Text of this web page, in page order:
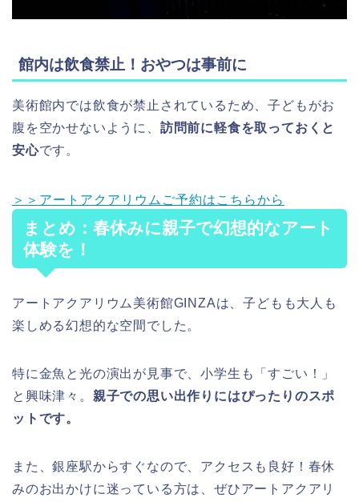
館内は飲食禁止！おやつは事前に
美術館内では飲食が禁止されているため、子どもがお
腹を空かせないように、 訪問前に軽食を取っておくと
安心です。
＞＞アートアクアリウムご予約はこちらから
まとめ：春休みに親子で幻想的なアート
体験を！
アートアクアリウム美術館GINZAは、子どもも大人も
楽しめる幻想的な空間でした。
特に金魚と光の演出が見事で、小学生も「すごい！」
と興味津々。 親子での思い出作りにはぴったりのスポ
ットです。
また、銀座駅からすぐなので、アクセスも良好！春休
みのお出かけに迷っている方は、ぜひアートアクアリ